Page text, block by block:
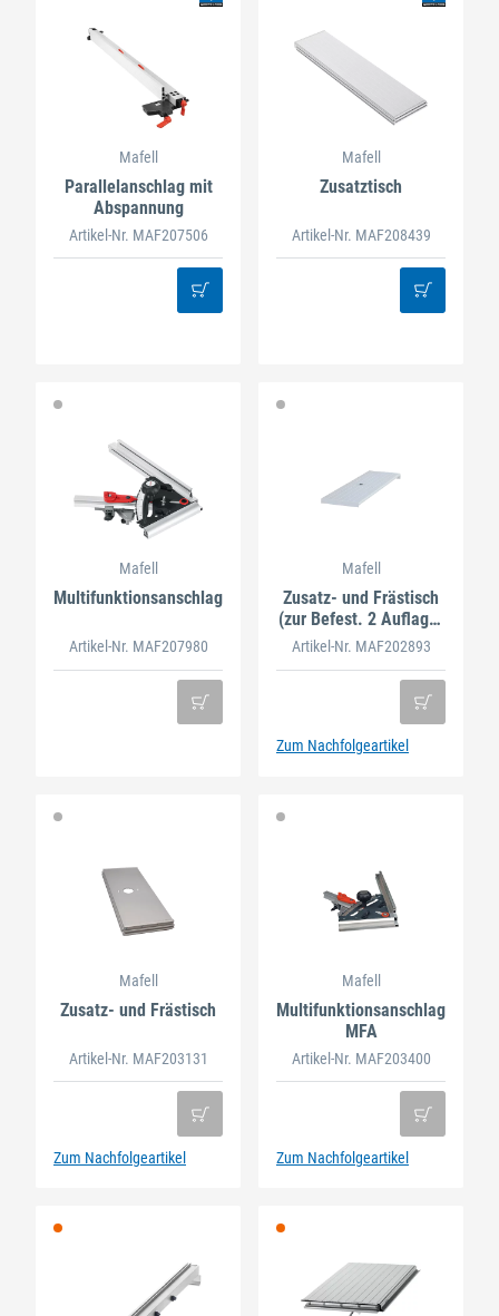
Mafell
Parallelanschlag mit
Abspannung
Artikel-Nr. MAF207506
Mafell
Zusatztisch
Artikel-Nr. MAF208439
Mafell
Multifunktionsanschlag
Artikel-Nr. MAF207980
Mafell
Zusatz- und Frästisch
(zur Befest. 2 Auflage-
u. Halt
Artikel-Nr. MAF202893
Zum Nachfolgeartikel
Mafell
Zusatz- und Frästisch
Artikel-Nr. MAF203131
Zum Nachfolgeartikel
Mafell
Multifunktionsanschlag
MFA
Artikel-Nr. MAF203400
Zum Nachfolgeartikel